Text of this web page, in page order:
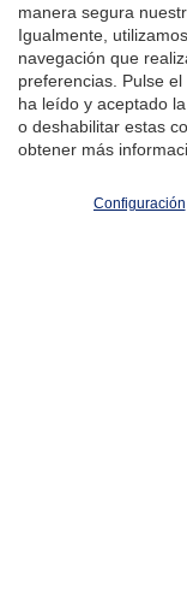
manera segura
Igualmente,
navegación que
preferencias. Pulse
ha leído y aceptado
o deshabilitar estas
obtener más
Configuración